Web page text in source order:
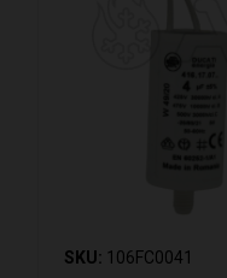
SKU: 106FC0041